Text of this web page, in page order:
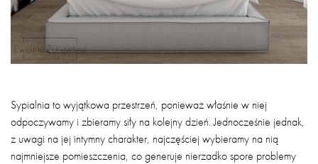
Sypialnia to wyjątkowa przestrzeń, ponieważ właśnie w niej
odpoczywamy i zbieramy siły na kolejny dzień. Jednocześnie jednak,
z uwagi na jej intymny charakter, najczęściej wybieramy na nią
najmniejsze pomieszczenia, co generuje nierzadko spore problemy